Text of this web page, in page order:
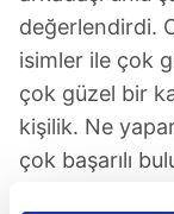
değerlendirdi.
isimler ile çok
çok güzel bir
kişilik. Ne
çok başarılı